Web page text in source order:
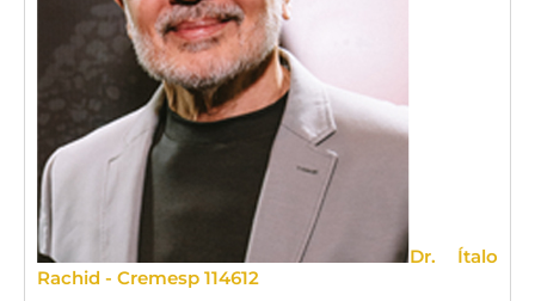
Dr. Ítalo
Rachid - Cremesp 114612